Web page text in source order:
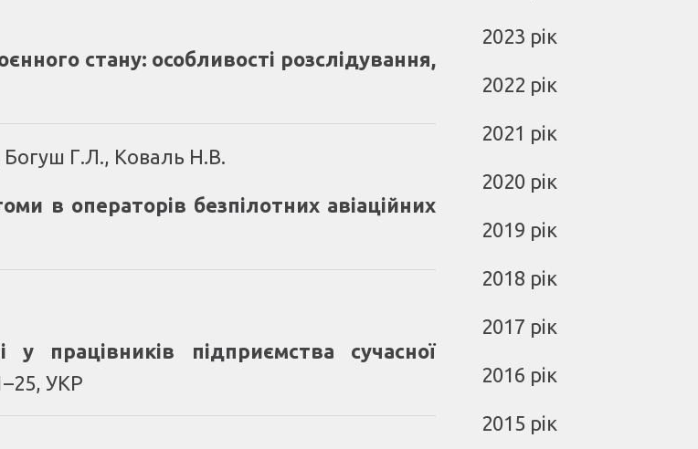
стану: особливості розслідування,
Г.Л., Коваль Н.В.
в операторів безпілотних авіаційних
у працівників підприємства сучасної
УКР
2023 рік
2022 рік
2021 рік
2020 рік
2019 рік
2018 рік
2017 рік
2016 рік
2015 рік